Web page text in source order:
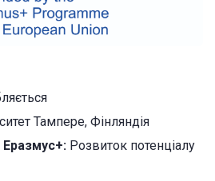
Тампере, Фінляндія
Розвиток потенціалу